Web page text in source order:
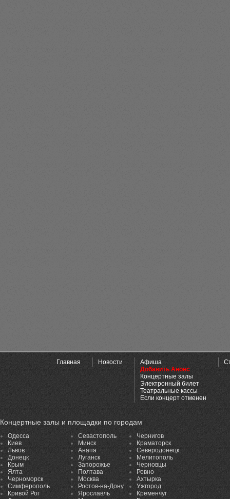
Главная Новости
Афиша
Добавить Анонс
Концертные залы
Электронный билет
Театральные кассы
Если концерт отменен
Концертные залы и площадки по городам
Одесса
Киев
Львов
Донецк
Крым
Ялта
Черноморск
Симферополь
Кривой Рог
Севастополь
Минск
Анапа
Луганск
Запорожье
Полтава
Москва
Ростов-на-Дону
Ярославль
Чернигов
Краматорск
Северодонецк
Мелитополь
Черновцы
Ровно
Ахтырка
Ужгород
Кременчуг